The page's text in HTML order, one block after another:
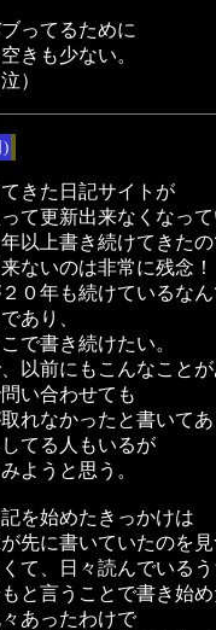
ってるために
きも少ない。
）
)
きた日記サイトが
て更新出来なくなっ
以上書き続けてきた
ないのは非常に残念！
０年も続けているな
あり、
で書き続けたい。
以前にもこんなこと
い合わせても
れなかったと書いて
てる人もいるが
ようと思う。
を始めたきっかけは
先に書いていたのを
て、日々読んでいる
と言うことで書き始
あったわけで